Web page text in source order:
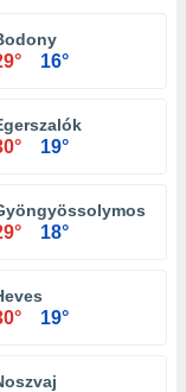
16°
19°
18°
19°